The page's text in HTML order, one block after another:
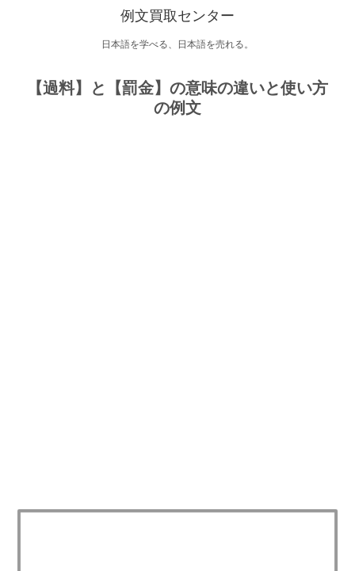
例文買取センター
日本語を学べる、日本語を売れる。
【過料】と【罰金】の意味の違いと使い方
の例文